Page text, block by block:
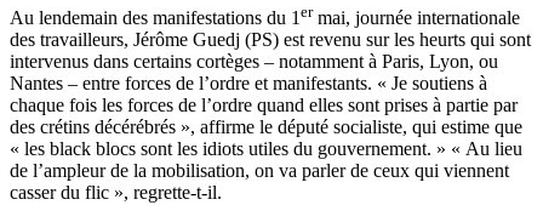
Au lendemain des manifestations du 1 ermai, journée internationale
des travailleurs, Jérôme Guedj (PS) est revenu sur les heurts qui sont
intervenus dans certains cortèges – notamment à Paris, Lyon, ou
Nantes – entre forces de l’ordre et manifestants. « Je soutiens à
chaque fois les forces de l’ordre quand elles sont prises à partie par
des crétins décérébrés », affirme le député socialiste, qui estime que
« les black blocs sont les idiots utiles du gouvernement. » « Au lieu
de l’ampleur de la mobilisation, on va parler de ceux qui viennent
casser du flic », regrette-t-il.